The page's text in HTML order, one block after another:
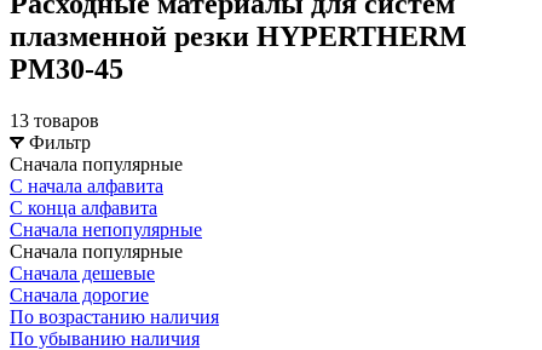
плазменной резки HYPERTHERM
PM30-45
13 товаров
Фильтр
Сначала популярные
С начала алфавита
С конца алфавита
Сначала непопулярные
Сначала популярные
Сначала дешевые
Сначала дорогие
По возрастанию наличия
По убыванию наличия